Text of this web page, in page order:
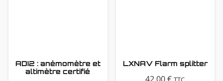
ADI2 : anémomètre et
altimètre certifié
LXNAV Flarm splitter